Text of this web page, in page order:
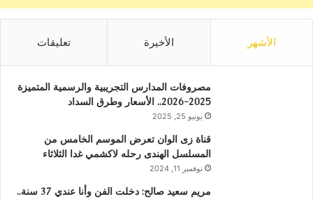
الأشهر الأخيرة تعليقات
مصروفات المدارس التجريبية والرسمية المتميزة
2025-2026.. الأسعار وطرق السداد
يونيو 25, 2025
قناة زى الوان تعرض الموسم الخامس من
المسلسل الهندى رحله لاكشمي غدا الثلاثاء
نوفمبر 11, 2024
مريم سعيد صالح: دخلت الفن وأنا عندي 37 سنة..